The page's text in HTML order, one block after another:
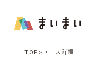
TOP コース詳細